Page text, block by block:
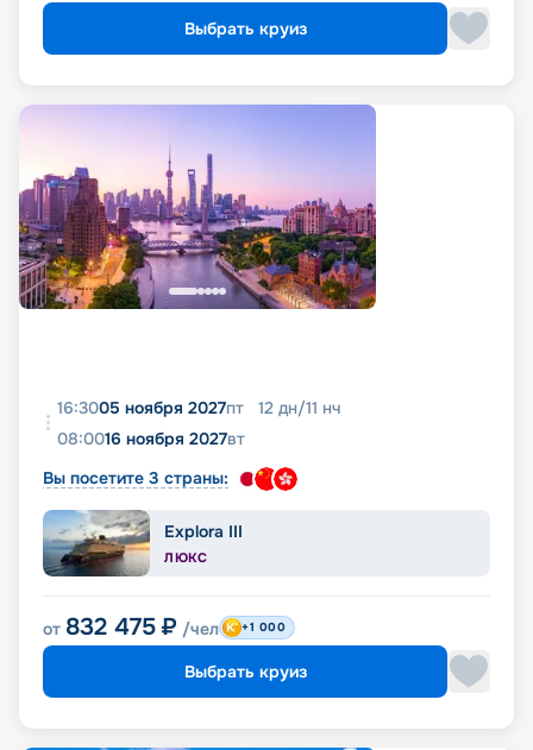
Выбрать круиз
16:3005 ноября 2027пт 12 дн/11 нч
08:0016 ноября 2027вт
Вы посетите 3 страны:
Explora III
ЛЮКС
от 832 475 ₽ /чел +1 000
Выбрать круиз